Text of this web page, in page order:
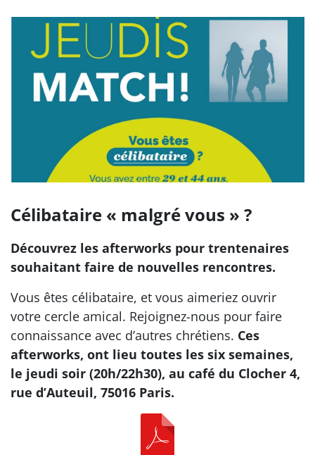
Célibataire « malgré vous » ?
Découvrez les afterworks pour trentenaires
souhaitant faire de nouvelles rencontres.
Vous êtes célibataire, et vous aimeriez ouvrir
votre cercle amical. Rejoignez-nous pour faire
connaissance avec d’autres chrétiens. Ces
afterworks, ont lieu toutes les six semaines,
le jeudi soir (20h/22h30), au café du Clocher 4,
rue d’Auteuil, 75016 Paris.